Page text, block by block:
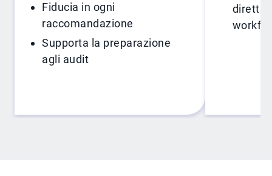
Fiducia in ogni
raccomandazione
Supporta la preparazione
agli audit